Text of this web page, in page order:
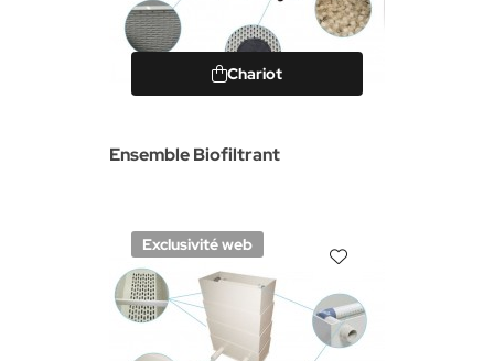
Chariot
Ensemble Biofiltrant
Exclusivité web